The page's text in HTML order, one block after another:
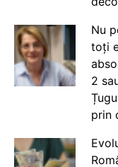
Nu
toți
2
prin